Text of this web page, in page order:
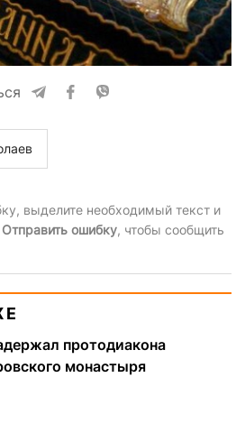
выделите необходимый текст и
Отправить ошибку, чтобы сообщить
протодиакона
монастыря